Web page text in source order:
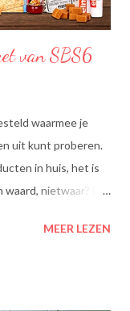
van SBS6
waarmee je
uit kunt proberen.
in huis, het is
nietwaar? Dit
dat heerlijk
MEER LEZEN